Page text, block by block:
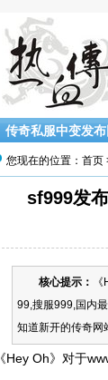
传奇私服中变发布
您现在的位置： 首页
sf999发
核心提示：
99,搜服999,国内
知道新开的传奇网
《Hey Oh》对于